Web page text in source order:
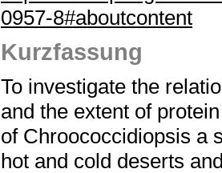
0957-8#aboutcontent
Kurzfassung
To investigate the
and the extent of
of Chroococcidiopsis a
hot and cold deserts